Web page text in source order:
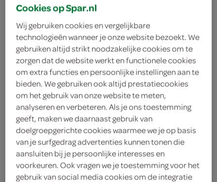
Spar Soep Tomaat-
basilicum
Spar
Cookies op Spar.nl
Wij gebruiken cookies en vergelijkbare
technologieën wanneer je onze website bezoekt. We
gebruiken altijd strikt noodzakelijke cookies om te
zorgen dat de website werkt en functionele cookies
om extra functies en persoonlijke instellingen aan te
bieden. We gebruiken ook altijd prestatiecookies
om het gebruik van onze website te meten,
analyseren en verbeteren. Als je ons toestemming
geeft, maken we daarnaast gebruik van
doelgroepgerichte cookies waarmee we je op basis
van je surfgedrag advertenties kunnen tonen die
aansluiten bij je persoonlijke interesses en
voorkeuren. Ook vragen we je toestemming voor het
gebruik van social media cookies om de integratie